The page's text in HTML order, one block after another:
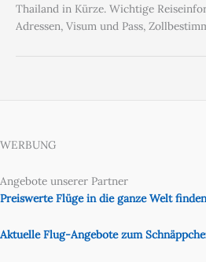
Thailand in Kürze. Wichtige
Adressen, Visum und Pass,
WERBUNG
Angebote unserer Partner
Preiswerte Flüge in die ganze Welt finden
Aktuelle Flug-Angebote zum